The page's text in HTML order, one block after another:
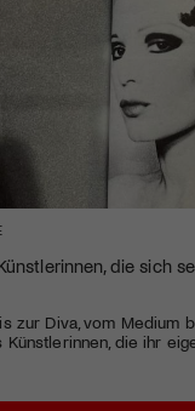
die sich
zur Diva, vom Medium
Künstlerinnen, die ihr